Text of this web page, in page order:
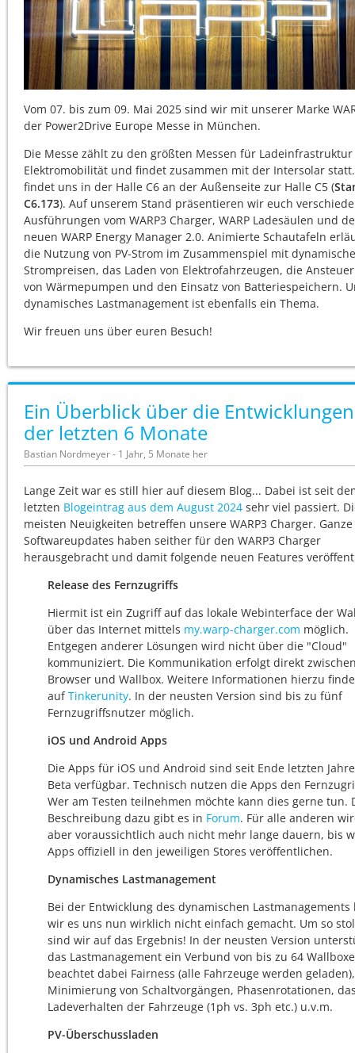
Vom 07. bis zum 09. Mai 2025 sind wir mit unserer Marke
der Power2Drive Europe Messe in München.
Die Messe zählt zu den größten Messen für
Elektromobilität und findet zusammen mit der Intersolar
findet uns in der Halle C6 an der Außenseite zur Halle C5 (
C6.173). Auf unserem Stand präsentieren wir euch
Ausführungen vom WARP3 Charger, WARP Ladesäulen und
neuen WARP Energy Manager 2.0. Animierte Schautafeln
die Nutzung von PV-Strom im Zusammenspiel mit
Strompreisen, das Laden von Elektrofahrzeugen, die
von Wärmepumpen und den Einsatz von Batteriespeichern.
dynamisches Lastmanagement ist ebenfalls ein Thema.
Wir freuen uns über euren Besuch!
Ein Überblick über die Entwicklungen
der letzten 6 Monate
Bastian Nordmeyer - 1 Jahr, 5 Monate her
Lange Zeit war es still hier auf diesem Blog... Dabei ist seit
letzten Blogeintrag aus dem August 2024 sehr viel passiert.
meisten Neuigkeiten betreffen unsere WARP3 Charger.
Softwareupdates haben seither für den WARP3 Charger
herausgebracht und damit folgende neuen Features
Release des Fernzugriffs
Hiermit ist ein Zugriff auf das lokale Webinterface der
über das Internet mittels my.warp-charger.com möglich.
Entgegen anderer Lösungen wird nicht über die "Cloud"
kommuniziert. Die Kommunikation erfolgt direkt
Browser und Wallbox. Weitere Informationen hierzu
aufTinkerunity. In der neusten Version sind bis zu fünf
Fernzugriffsnutzer möglich.
iOS und Android Apps
Die Apps für iOS und Android sind seit Ende letzten
Beta verfügbar. Technisch nutzen die Apps den
Wer am Testen teilnehmen möchte kann dies gerne tun.
Beschreibung dazu gibt es in Forum. Für alle anderen
aber voraussichtlich auch nicht mehr lange dauern, bis
Apps offiziell in den jeweiligen Stores veröffentlichen.
Dynamisches Lastmanagement
Bei der Entwicklung des dynamischen Lastmanagements
wir es uns nun wirklich nicht einfach gemacht. Um so
sind wir auf das Ergebnis! In der neusten Version
das Lastmanagement ein Verbund von bis zu 64
beachtet dabei Fairness (alle Fahrzeuge werden
Minimierung von Schaltvorgängen, Phasenrotationen,
Ladeverhalten der Fahrzeuge (1ph vs. 3ph etc.) u.v.m.
PV-Überschussladen